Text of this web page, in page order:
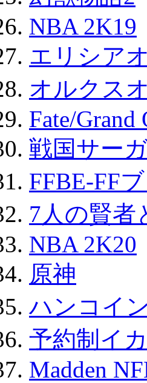
NBA 2K19
エリシア
オルクス
Fate/Grand
戦国サー
FFBE-FF
7人の賢者
NBA 2K20
原神
ハンコイ
予約制イ
Madden